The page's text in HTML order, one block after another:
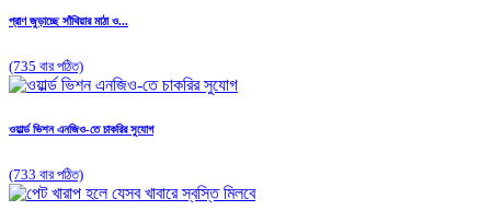
প্রাণ জুড়াচ্ছে সাঁথিয়ার মাঠা ও...
(735 বার পঠিত)
ওয়ার্ল্ড ভিশন এনজিও-তে চাকরির সুযোগ
(733 বার পঠিত)